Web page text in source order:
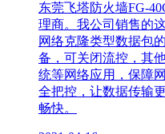
东莞飞塔防火墙FG-
理商。我公司销售的
网络克隆类型数据包
备，可关闭流控，其
统等网络应用，保障
全把控，让数据传输
畅快。